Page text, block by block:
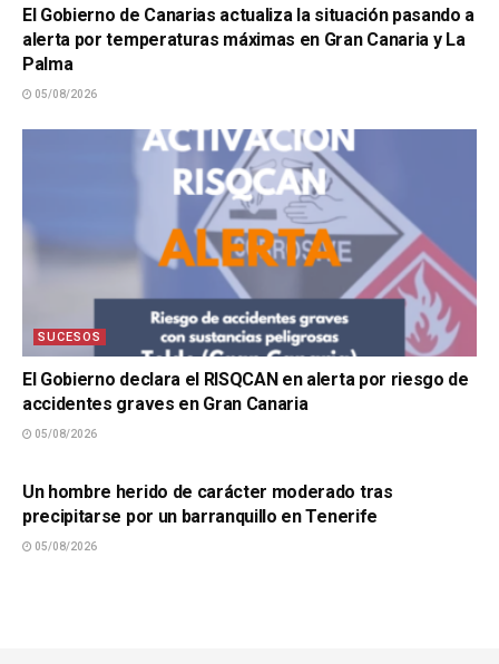
El Gobierno de Canarias actualiza la situación pasando a
alerta por temperaturas máximas en Gran Canaria y La
Palma
05/08/2026
SUCESOS
El Gobierno declara el RISQCAN en alerta por riesgo de
accidentes graves en Gran Canaria
05/08/2026
Un hombre herido de carácter moderado tras
precipitarse por un barranquillo en Tenerife
05/08/2026